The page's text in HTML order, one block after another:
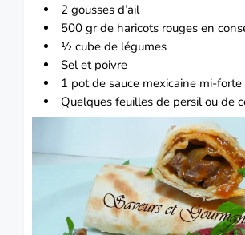
2 gousses d’ail
500 gr de haricots rouges en
½ cube de légumes
Sel et poivre
1 pot de sauce mexicaine mi-forte
Quelques feuilles de persil ou de